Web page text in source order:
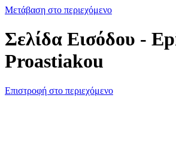
Μετάβαση στο περιεχόμενο
Σελίδα Εισόδου -
Proastiakou
Επιστροφή στο περιεχόμενο